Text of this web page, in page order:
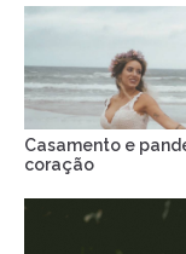
Casamento e
coração